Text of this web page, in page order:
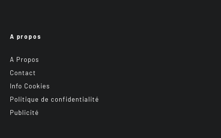
A propos
A Propos
Contact
Info Cookies
Politique de confidentialité
Publicité